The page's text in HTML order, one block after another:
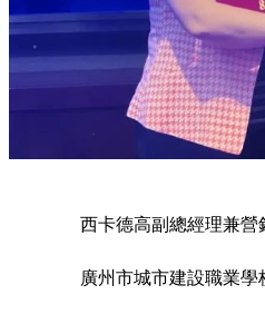
西卡德高副總經理兼營
廣州市城市建設職業學